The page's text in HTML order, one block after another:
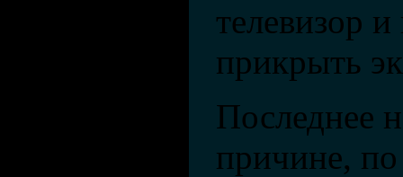
телевизор
прикрыть
Последнее
причине,